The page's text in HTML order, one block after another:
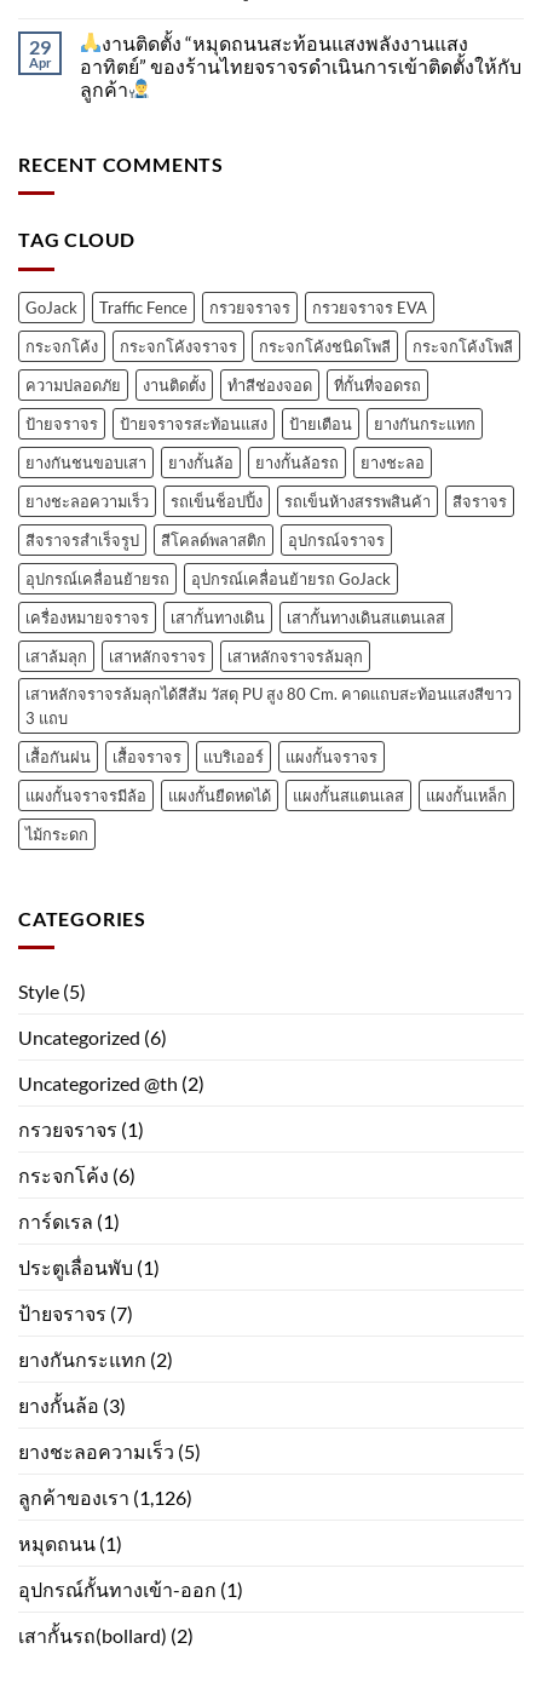
29
Apr
งานติดตั้ง “หมุดถนนสะท้อนแสงพลังงานแสง
อาทิตย์” ของร้านไทยจราจรดำเนินการเข้าติดตั้ง​ให้กับ
ลูกค้า
RECENT COMMENTS
TAG CLOUD
GoJack Traffic Fence กรวยจราจร
กรวยจราจร EVA
กระจกโค้ง
กระจกโค้งจราจร กระจกโค้งชนิดโพลี
กระจกโค้งโพลี
ความปลอดภัย
งานติดตั้ง ทำสีช่องจอด
ที่กั้นที่จอดรถ
ป้ายจราจร
ป้ายจราจรสะท้อนแสง ป้ายเตือน
ยางกันกระแทก
ยางกันชนขอบเสา
ยางกั้นล้อ ยางกั้นล้อรถ
ยางชะลอ
ยางชะลอความเร็ว
รถเข็นช็อปปิ้ง รถเข็นห้างสรรพสินค้า
สีจราจร
สีจราจรสำเร็จรูป
สีโคลด์พลาสติก
อุปกรณ์จราจร
อุปกรณ์เคลื่อนย้ายรถ
อุปกรณ์เคลื่อนย้ายรถ GoJack
เครื่องหมายจราจร
เสากั้นทางเดิน
เสากั้นทางเดินสแตนเลส
เสาล้มลุก
เสาหลักจราจร
เสาหลักจราจรล้มลุก
เสาหลักจราจรล้มลุกได้สีส้ม วัสดุ PU สูง 80 Cm. คาดแถบสะท้อนแสงสีขาว
3 แถบ
เสื้อกันฝน
เสื้อจราจร แบริเออร์
แผงกั้นจราจร
แผงกั้นจราจรมีล้อ
แผงกั้นยืดหดได้ แผงกั้นสแตนเลส
แผงกั้นเหล็ก
ไม้กระดก
CATEGORIES
Style (5)
Uncategorized (6)
Uncategorized @th (2)
กรวยจราจร (1)
กระจกโค้ง (6)
การ์ดเรล (1)
ประตูเลื่อนพับ (1)
ป้ายจราจร (7)
ยางกันกระแทก (2)
ยางกั้นล้อ (3)
ยางชะลอความเร็ว (5)
ลูกค้าของเรา (1,126)
หมุดถนน (1)
อุปกรณ์กั้นทางเข้า-ออก (1)
เสากั้นรถ(bollard) (2)